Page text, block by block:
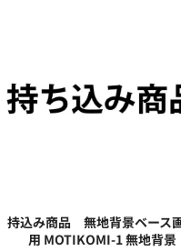
持込み商品 無地背景ベース
用 MOTIKOMI-1 無地背景